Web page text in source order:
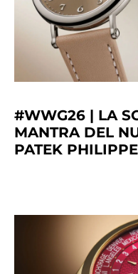
#WWG26 | LA
MANTRA DEL
PATEK PHILIPPE